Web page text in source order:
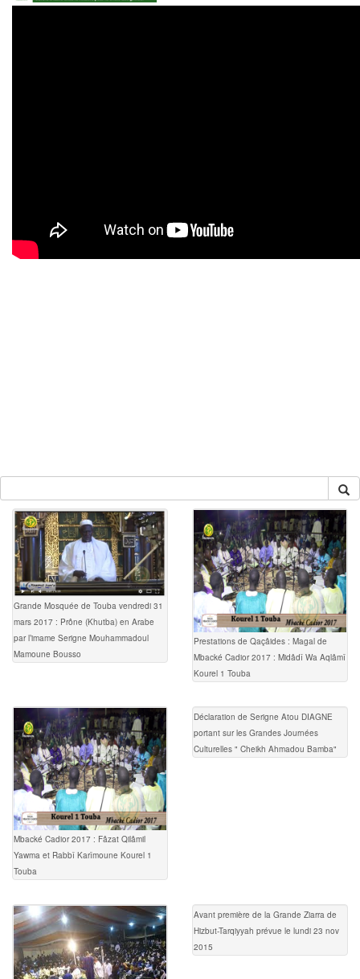
Grande Mosquée de Touba vendredi 31
mars 2017 : Prône (Khutba) en Arabe
par l’imame Serigne Mouhammadoul
Mamoune Bousso
Prestations de Qaçâides : Magal de
Mbacké Cadior 2017 : Midâdî Wa Aqlâmî
Kourel 1 Touba
Mbacké Cadior 2017 : Fâzat Qilâmil
Yawma et Rabbî Karîmoune Kourel 1
Touba
Déclaration de Serigne Atou DIAGNE
portant sur les Grandes Journées
Culturelles " Cheikh Ahmadou Bamba"
Avant première de la Grande Ziarra de
Hizbut-Tarqiyyah prévue le lundi 23 nov
2015